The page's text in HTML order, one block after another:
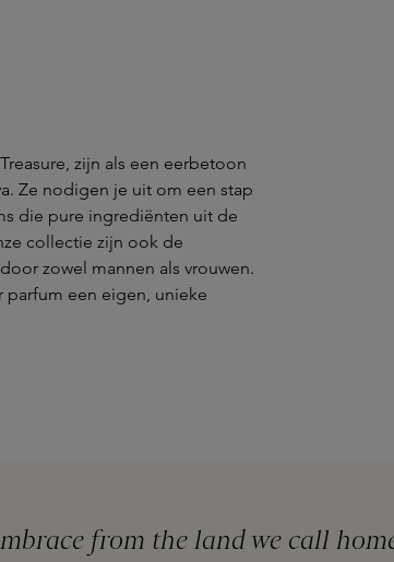
zijn als een eerbetoon
Ze nodigen je uit om een stap
die pure ingrediënten uit de
collectie zijn ook de
zowel mannen als vrouwen.
parfum een eigen, unieke
from the land we call